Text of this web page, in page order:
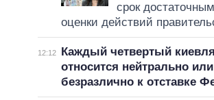
срок
оценки действий
12:12
Каждый четвертый
относится нейтрально или
безразлично к отставке